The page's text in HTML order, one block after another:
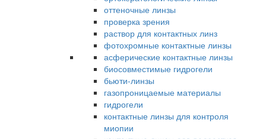
оттеночные линзы
проверка зрения
раствор для контактных линз
фотохромные контактные линзы
асферические контактные линзы
биосовместимые гидрогели
бьюти-линзы
газопроницаемые материалы
гидрогели
контактные линзы для контроля
миопии